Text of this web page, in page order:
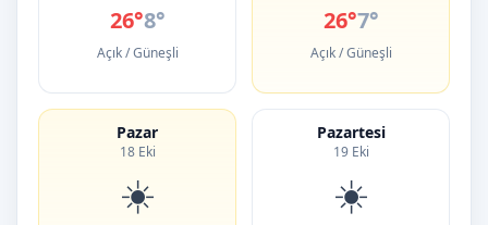
26°8°
Açık / Güneşli
26°7°
Açık / Güneşli
Pazar
18 Eki
☀️
Pazartesi
19 Eki
☀️